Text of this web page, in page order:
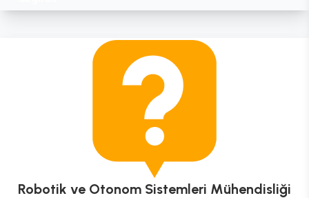
Robotik ve Otonom Sistemleri Mühendisliği